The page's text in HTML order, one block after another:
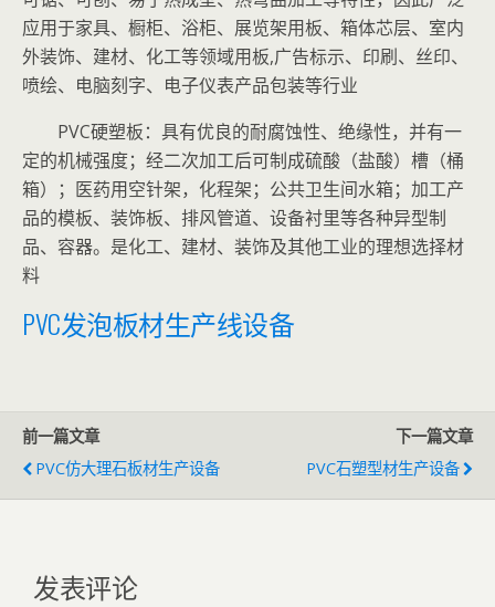
应用于家具、橱柜、浴柜、展览架用板、箱体芯层、室内
外装饰、建材、化工等领域用板,广告标示、印刷、丝印、
喷绘、电脑刻字、电子仪表产品包装等行业
PVC硬塑板：具有优良的耐腐蚀性、绝缘性，并有一
定的机械强度；经二次加工后可制成硫酸（盐酸）槽（桶
箱）；医药用空针架，化程架；公共卫生间水箱；加工产
品的模板、装饰板、排风管道、设备衬里等各种异型制
品、容器。是化工、建材、装饰及其他工业的理想选择材
料
PVC发泡板材生产线设备
前一篇文章
PVC仿大理石板材生产设备
下一篇文章
PVC石塑型材生产设备
发表评论